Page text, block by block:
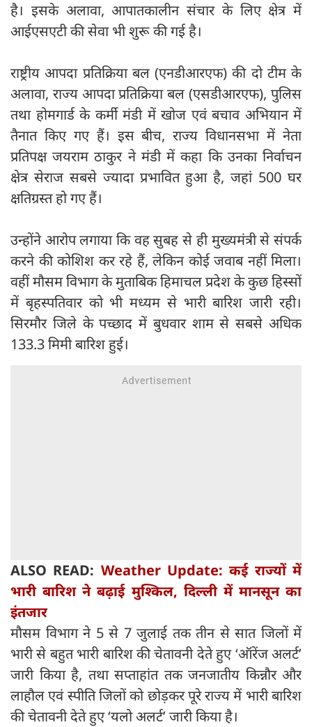
है। इसके अलावा, आपातकालीन संचार के लिए क्षेत्र में
आईएसएटी की सेवा भी शुरू की गई है।
राष्ट्रीय आपदा प्रतिक्रिया बल (एनडीआरएफ) की दो टीम के
अलावा, राज्य आपदा प्रतिक्रिया बल (एसडीआरएफ), पुलिस
तथा होमगार्ड के कर्मी मंडी में खोज एवं बचाव अभियान में
तैनात किए गए हैं। इस बीच, राज्य विधानसभा में नेता
प्रतिपक्ष जयराम ठाकुर ने मंडी में कहा कि उनका निर्वाचन
क्षेत्र सेराज सबसे ज्यादा प्रभावित हुआ है, जहां 500 घर
क्षतिग्रस्त हो गए हैं।
उन्होंने आरोप लगाया कि वह सुबह से ही मुख्यमंत्री से संपर्क
करने की कोशिश कर रहे हैं, लेकिन कोई जवाब नहीं मिला।
वहीं मौसम विभाग के मुताबिक हिमाचल प्रदेश के कुछ हिस्सों
में बृहस्पतिवार को भी मध्यम से भारी बारिश जारी रही।
सिरमौर जिले के पच्छाद में बुधवार शाम से सबसे अधिक
133.3 मिमी बारिश हुई।
ALSO READ: Weather Update: कई राज्यों में
भारी बारिश ने बढ़ाई मुश्किल, दिल्ली में मानसून का
इंतजार
मौसम विभाग ने 5 से 7 जुलाई तक तीन से सात जिलों में
भारी से बहुत भारी बारिश की चेतावनी देते हुए ‘ऑरेंज अलर्ट’
जारी किया है, तथा सप्ताहांत तक जनजातीय किन्नौर और
लाहौल एवं स्पीति जिलों को छोड़कर पूरे राज्य में भारी बारिश
की चेतावनी देते हुए ‘यलो अलर्ट’ जारी किया है।